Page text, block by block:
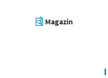
Magazin